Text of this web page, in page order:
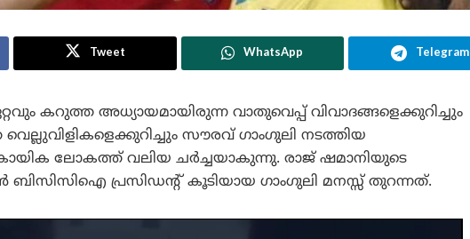
Tweet WhatsApp Telegram
കറുത്ത അധ്യായമായിരുന്ന വാതുവെപ്പ് വിവാദങ്ങളെക്കുറിച്ചും
വെല്ലുവിളികളെക്കുറിച്ചും സൗരവ് ഗാംഗുലി നടത്തിയ
ലോകത്ത് വലിയ ചർച്ചയാകുന്നു. രാജ് ഷമാനിയുടെ
ബിസിസിഐ പ്രസിഡന്റ് കൂടിയായ ഗാംഗുലി മനസ്സ് തുറന്നത്.